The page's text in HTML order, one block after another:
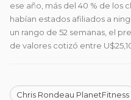
ese año, más del 40 % de los
habían estados afiliados a
un rango de 52 semanas, el
de valores cotizó entre U$25,10
Chris Rondeau PlanetFitness